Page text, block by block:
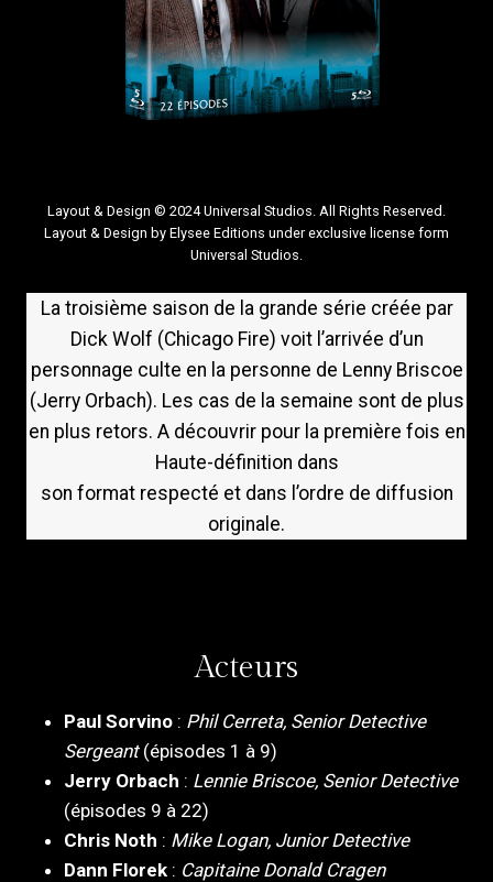
Layout & Design © 2024 Universal Studios. All Rights Reserved.
Layout & Design by Elysee Editions under exclusive license form
Universal Studios.
La troisième saison de la grande série créée par
Dick Wolf (Chicago Fire) voit l’arrivée d’un
personnage culte en la personne de Lenny Briscoe
(Jerry Orbach). Les cas de la semaine sont de plus
en plus retors. A découvrir pour la première fois en
Haute-définition dans
son format respecté et dans l’ordre de diffusion
originale.
Acteurs
Paul Sorvino : Phil Cerreta, Senior Detective
Sergeant(épisodes 1 à 9)
Jerry Orbach : Lennie Briscoe, Senior Detective
(épisodes 9 à 22)
Chris Noth : Mike Logan, Junior Detective
Dann Florek : Capitaine Donald Cragen